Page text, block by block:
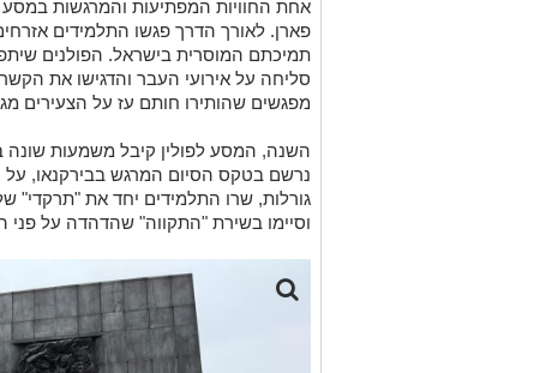
אחת החוויות המפתיעות והמרגשות
פארן. לאורך הדרך פגשו התלמידים
תמיכתם המוסרית בישראל. הפולנים
סליחה על אירועי העבר והדגישו את
מפגשים שהותירו חותם עז על הצעירים
השנה, המסע לפולין קיבל משמעות
נרשם בטקס הסיום המרגש בבירקנאו,
וסיימו בשירת "התקווה" שהדהדה על פני